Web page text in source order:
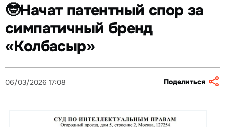
🤓Начат патентный спор за
симпатичный бренд
«Колбасыр»
06/03/2026 17:08 Поделиться